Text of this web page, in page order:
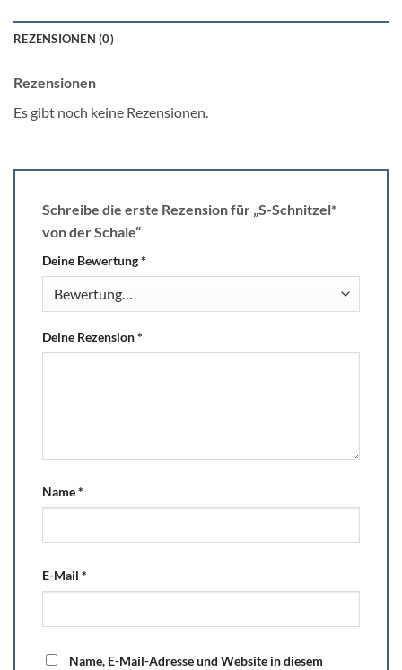
REZENSIONEN (0)
Rezensionen
Es gibt noch keine Rezensionen.
Schreibe die erste Rezension für „S-Schnitzel*
von der Schale“
Deine Bewertung*
Deine Rezension*
Name*
E-Mail *
Name, E-Mail-Adresse und Website in diesem